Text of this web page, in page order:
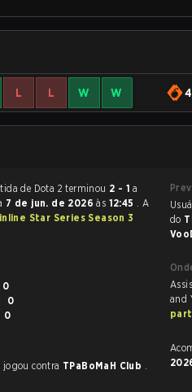
L L W W 4
A partida de Dota 2 terminou 2 - 1 a
7 de jun. de 2026às 12:45 . A
Star Series Season 3
0 - 0
0 - 0
0 - 0
jogou contra TPaBoMaH Club .
Usuários da
do
and